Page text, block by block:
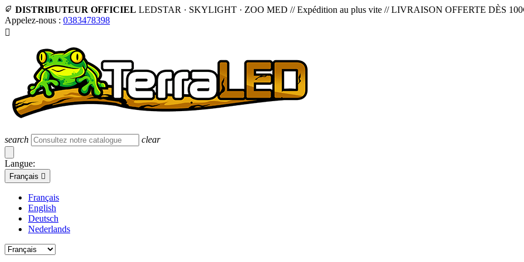
DISTRIBUTEUR OFFICIEL LEDSTAR · SKYLIGHT · ZOO MED // Expédition au plus vite // LIVRAISON OFFERTE DÈS
Appelez-nous : 0383478398

search clear
Langue:
Français 
Français
English
Deutsch
Nederlands